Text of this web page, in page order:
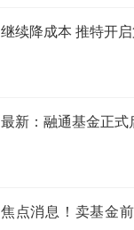
继续降成本 推特开
最新：融通基金正式
焦点消息！卖基金